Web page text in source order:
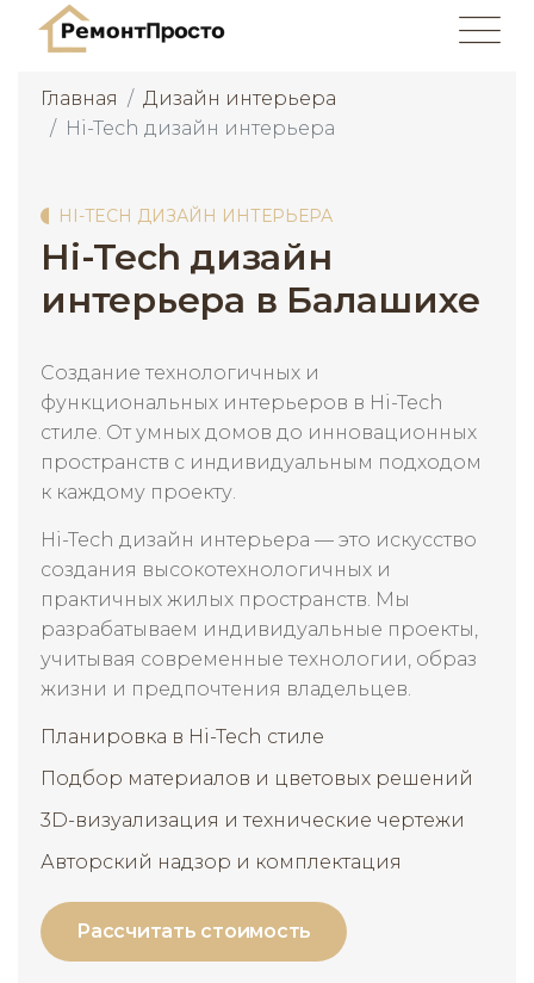
Главная
Дизайн интерьера
Hi-Tech дизайн интерьера
HI-TECH ДИЗАЙН ИНТЕРЬЕРА
Hi-Tech дизайн
интерьера в Балашихе
Создание технологичных и
функциональных интерьеров в Hi-Tech
стиле. От умных домов до инновационных
пространств с индивидуальным подходом
к каждому проекту.
Hi-Tech дизайн интерьера — это искусство
создания высокотехнологичных и
практичных жилых пространств. Мы
разрабатываем индивидуальные проекты,
учитывая современные технологии, образ
жизни и предпочтения владельцев.
Планировка в Hi-Tech стиле
Подбор материалов и цветовых решений
3D-визуализация и технические чертежи
Авторский надзор и комплектация
Рассчитать стоимость